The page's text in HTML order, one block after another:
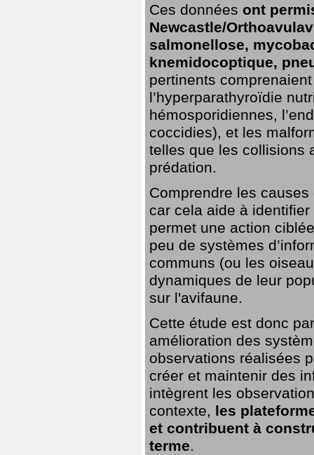
Ces données ont
Newcastle/
salmonellose,
knemidocoptique,
pertinents
l’hyperparathyroïdie
hémosporidiennes,
coccidies), et les
telles que les collisions
prédation.
Comprendre les
car cela aide à
permet une action
peu de systèmes
communs (ou les
dynamiques de leur
sur l'avifaune.
Cette étude est donc
amélioration des
observations réalisées
créer et maintenir des
intègrent les
contexte, les
et contribuent à
terme.